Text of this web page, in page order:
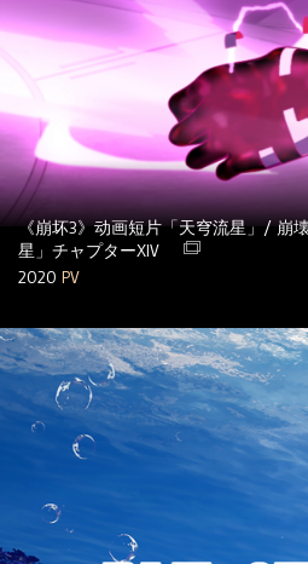
《崩坏3》动画短片「天穹流星」/ 崩
星」チャプターXIV
2020 PV